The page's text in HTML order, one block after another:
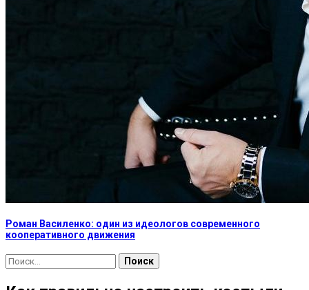
Роман Василенко: один из идеологов современного
кооперативного движения
Найти: